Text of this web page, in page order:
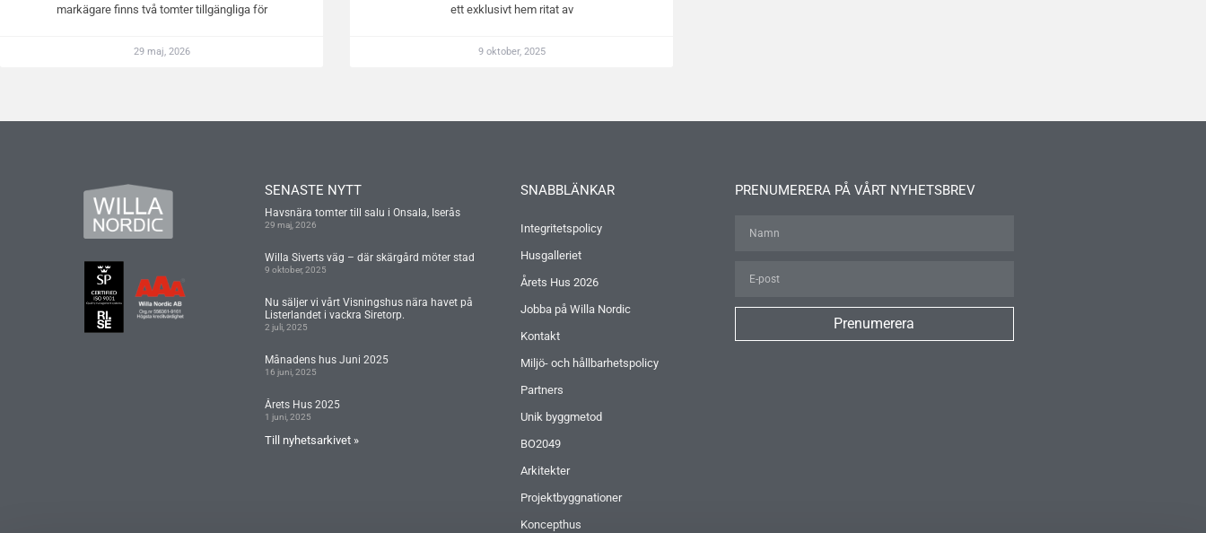
markägare finns två tomter tillgängliga för
29 maj, 2026
ett exklusivt hem ritat av
9 oktober, 2025
SENASTE NYTT
Havsnära tomter till salu i Onsala, Iserås
29 maj, 2026
Willa Siverts väg – där skärgård möter stad
9 oktober, 2025
Nu säljer vi vårt Visningshus nära havet på
Listerlandet i vackra Siretorp.
2 juli, 2025
Månadens hus Juni 2025
16 juni, 2025
Årets Hus 2025
1 juni, 2025
Till nyhetsarkivet »
SNABBLÄNKAR
Integritetspolicy
Husgalleriet
Årets Hus 2026
Jobba på Willa Nordic
Kontakt
Miljö- och hållbarhetspolicy
Partners
Unik byggmetod
BO2049
Arkitekter
Projektbyggnationer
Koncepthus
PRENUMERERA PÅ VÅRT NYHETSBREV
Prenumerera